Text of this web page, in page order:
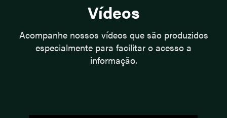
Vídeos
Acompanhe nossos vídeos que são produzidos
especialmente para facilitar o acesso a
informação.